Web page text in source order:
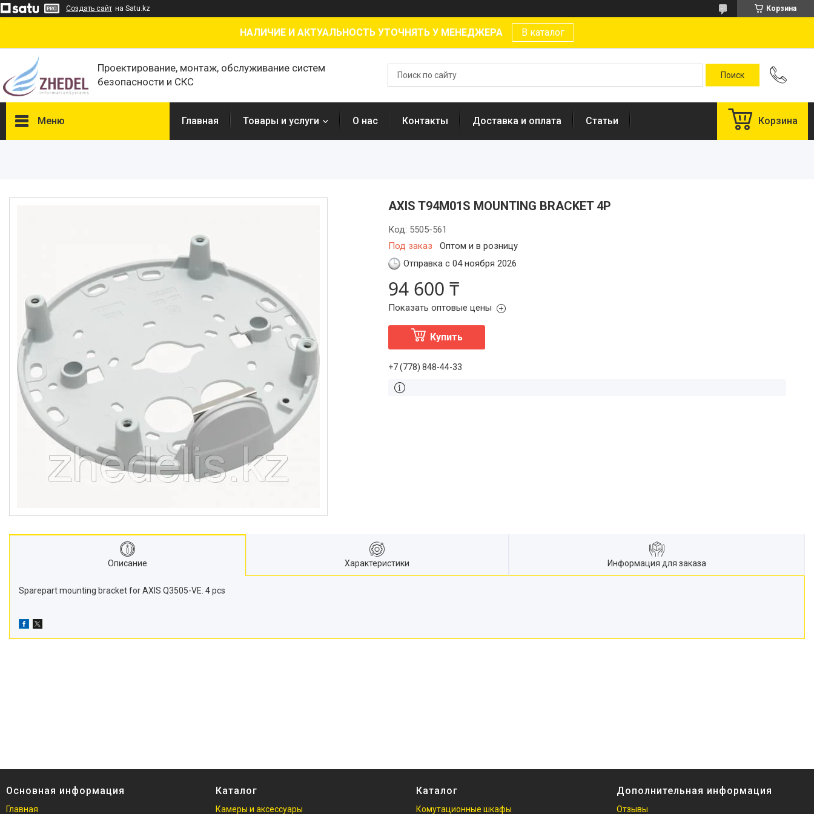
Создать сайт на Satu.kz Корзина
НАЛИЧИЕ И АКТУАЛЬНОСТЬ УТОЧНЯТЬ У МЕНЕДЖЕРА В каталог
Проектирование, монтаж, обслуживание систем
безопасности и СКС
Меню Главная Товары и услуги О нас Контакты Доставка и оплата Статьи Корзина
AXIS T94M01S MOUNTING BRACKET 4P
Под заказ Оптом и в розницу
Код: 5505-561
Отправка с 04 ноября 2026
94 600 ₸
Показать оптовые цены
Купить
+7 (778) 848-44-33
Описание Характеристики Информация для заказа
Sparepart mounting bracket for AXIS Q3505-VE. 4 pcs
Основная информация
Главная
Каталог
Камеры и аксессуары
Каталог
Комутационные шкафы
Дополнительная информация
Отзывы